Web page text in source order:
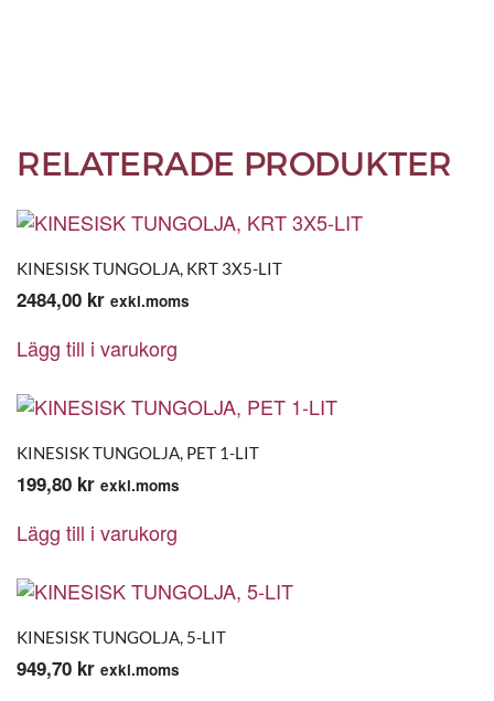
RELATERADE PRODUKTER
KINESISK TUNGOLJA, KRT 3X5-LIT
2484,00 kr exkl.moms
Lägg till i varukorg
KINESISK TUNGOLJA, PET 1-LIT
199,80 kr exkl.moms
Lägg till i varukorg
KINESISK TUNGOLJA, 5-LIT
949,70 kr exkl.moms